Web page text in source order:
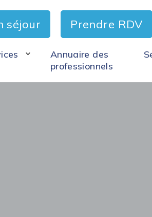
séjour Prendre RDV
Annuaire des
professionnels